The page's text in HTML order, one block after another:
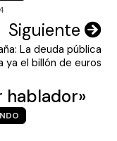
Siguiente
La deuda pública
ya el billón de euros
hablador»